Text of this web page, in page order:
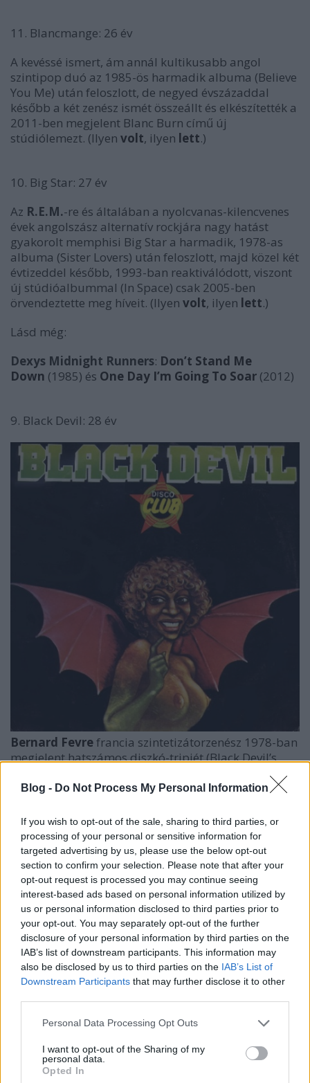
Blog - Do Not Process My Personal Information
If you wish to opt-out of the sale, sharing to third parties, or
processing of your personal or sensitive information for
targeted advertising by us, please use the below opt-out
section to confirm your selection. Please note that after your
opt-out request is processed you may continue seeing
interest-based ads based on personal information utilized by
us or personal information disclosed to third parties prior to
your opt-out. You may separately opt-out of the further
disclosure of your personal information by third parties on the
IAB’s list of downstream participants. This information may
also be disclosed by us to third parties on the IAB’s List of
Downstream Participants that may further disclose it to other
Please note that this website/app uses one or more Google
not limited to your visit or usage behaviour. You may click to
grant or deny consent to Google and its third-party tags to
use your data for below specified purposes in below Google
Personal Data Processing Opt Outs
I want to opt-out of the Sharing of my
personal data.
Opted In
11. Blancmange: 26 év
A kevéssé ismert, ám annál kultikusabb angol
szintipop duó az 1985-ös harmadik albuma (Believe
You Me) után feloszlott, de negyed évszázaddal
később a két zenész ismét összeállt és elkészítették a
2011-ben megjelent Blanc Burn című új
stúdiólemezt. (Ilyen volt, ilyen lett.)
10. Big Star: 27 év
Az R.E.M.-re és általában a nyolcvanas-kilencvenes
évek angolszász alternatív rockjára nagy hatást
gyakorolt memphisi Big Star a harmadik, 1978-as
albuma (Sister Lovers) után feloszlott, majd közel két
évtizeddel később, 1993-ban reaktiválódott, viszont
új stúdióalbummal (In Space) csak 2005-ben
örvendeztette meg híveit. (Ilyen volt, ilyen lett.)
Lásd még:
Dexys Midnight Runners: Don’t Stand Me
Down (1985) és One Day I’m Going To Soar (2012)
9. Black Devil: 28 év
Bernard Fevrefrancia szintetizátorzenész 1978-ban
megjelent hatszámos diszkó-tripjét (Black Devil’s
labele, a Rephlex
újra kiadta, hatalmas szenzációt keltve és
állt elő a várva-várt folytatással, a stílszerűen28
Aftercímmel ellátott albummal és azóta is aktív;
ötödik albuma október 28-án jelenik meg. (Ilyen
volt, ilyenlett.)
Lásd még:
Cat Stevens:Back To Earth(1978) ésAn Other
Cup(2006)
Eagles:The Long Run(1979) ésLong Road Out Of
Eden(2007)
Pleasure Dome(1977) ésPresent
The Slits:Return Of The Giant Slits
(1981) és
Trapped Animal